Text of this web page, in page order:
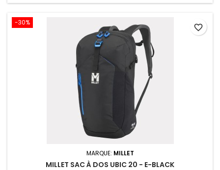
-30%
MARQUE: MILLET
MILLET SAC À DOS UBIC 20 - E-BLACK
favorite_border